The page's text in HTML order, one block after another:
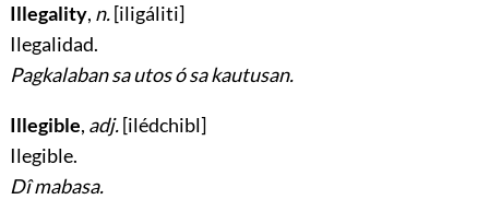
Illegality, n.[iligáliti]
Ilegalidad.
Pagkalaban sa utos ó sa kautusan.
Illegible, adj.[ilédchibl]
Ilegible.
Dî mabasa.